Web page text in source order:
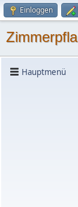
Einloggen
Hauptmenü